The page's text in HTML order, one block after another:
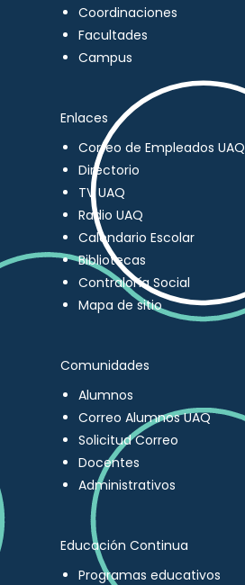
Coordinaciones
Facultades
Campus
Enlaces
Correo de Empleados UAQ
Directorio
TV UAQ
Radio UAQ
Calendario Escolar
Bibliotecas
Contraloría Social
Mapa de sitio
Comunidades
Alumnos
Correo Alumnos UAQ
Solicitud Correo
Docentes
Administrativos
Educación Continua
Programas educativos